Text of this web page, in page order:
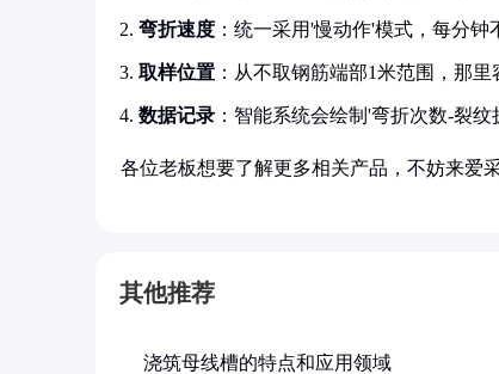
弯折速度 ：统一采用'慢动作'模式，每分钟
取样位置 ：从不取钢筋端部1米范围，那
数据记录 ：智能系统会绘制'弯折次数-裂纹
各位老板想要了解更多相关产品，不妨来爱
其他推荐
浇筑母线槽的特点和应用领域